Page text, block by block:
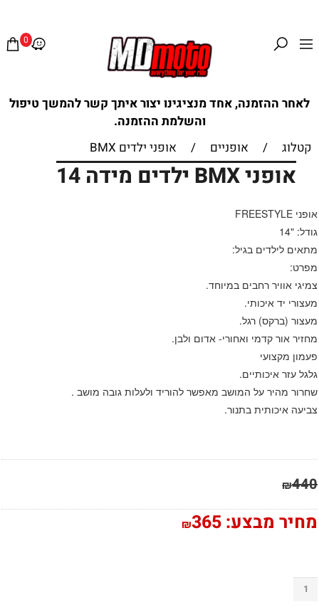
0
לאחר ההזמנה, אחד מנציגינו יצור איתך קשר להמשך טיפול
והשלמת ההזמנה.
קטלוג
/ אופניים / אופני ילדים BMX
אופני BMX ילדים מידה 14
אופני FREESTYLE
גודל: "14
מתאים לילדים בגיל:
מפרט:
צמיגי אוויר רחבים במיוחד.
מעצורי יד איכותי.
מעצור (ברקס) רגל.
מחזיר אור קדמי ואחורי- אדום ולבן.
פעמון מקצועי
גלגל עזר איכותיים.
שחרור מהיר על המושב מאפשר להוריד ולעלות גובה מושב .
צביעה איכותית בתנור.
₪440
מחיר מבצע: ₪365